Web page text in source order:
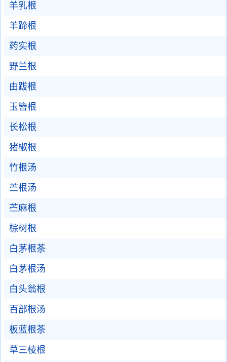
羊乳根
羊蹄根
药实根
野兰根
由跋根
玉簪根
长松根
猪椒根
竹根汤
苎根汤
苎麻根
棕树根
白茅根茶
白茅根汤
白头翁根
百部根汤
板蓝根茶
草三棱根